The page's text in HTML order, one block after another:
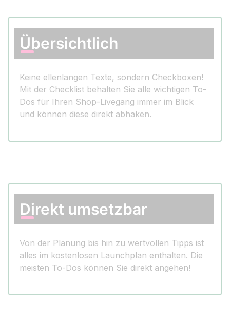
Übersichtlich
Keine ellenlangen Texte, sondern Checkboxen!
Mit der Checklist behalten Sie alle wichtigen To-
Dos für Ihren Shop-Livegang immer im Blick
und können diese direkt abhaken.
Direkt umsetzbar
Von der Planung bis hin zu wertvollen Tipps ist
alles im kostenlosen Launchplan enthalten. Die
meisten To-Dos können Sie direkt angehen!